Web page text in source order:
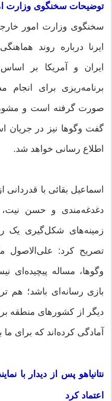
توضیحات سخنگوی وزارت
سخنگوی وزارت امور
ایرنا درباره روند
ایران و آمریکا بر
برنامه‌ریزی برای انجام
صورت گرفته است و
گفت وگوها نیز در
اطلاع رسانی خواهد شد.
اسماعیل بقائی با
دغدغه‌مندی و حسن
زمینه‌های شکل‌گیری یک
تصریح کرد: علی‌الاصول
وگوها، مساله پیچیده‌ای
بازی رسانه‌ای باشد؛ هم
دیگر از کشورهای منطقه
آمادگی کرده‌اند که برای
نتانیاهو پس از دیدار با
اعتماد کرد